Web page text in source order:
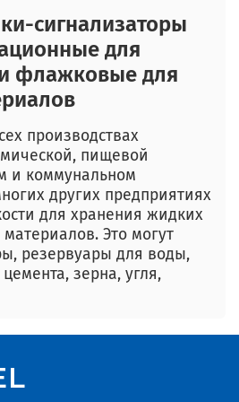
сигнализаторы
для
флажковые для
производствах
пищевой
и коммунальном
других предприятиях
для хранения жидких
Это могут
резервуары для воды,
зерна, угля,